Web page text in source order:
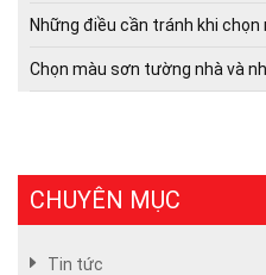
Những điều cần tránh khi
Chọn màu sơn tường nhà và
CHUYÊN MỤC
Tin tức